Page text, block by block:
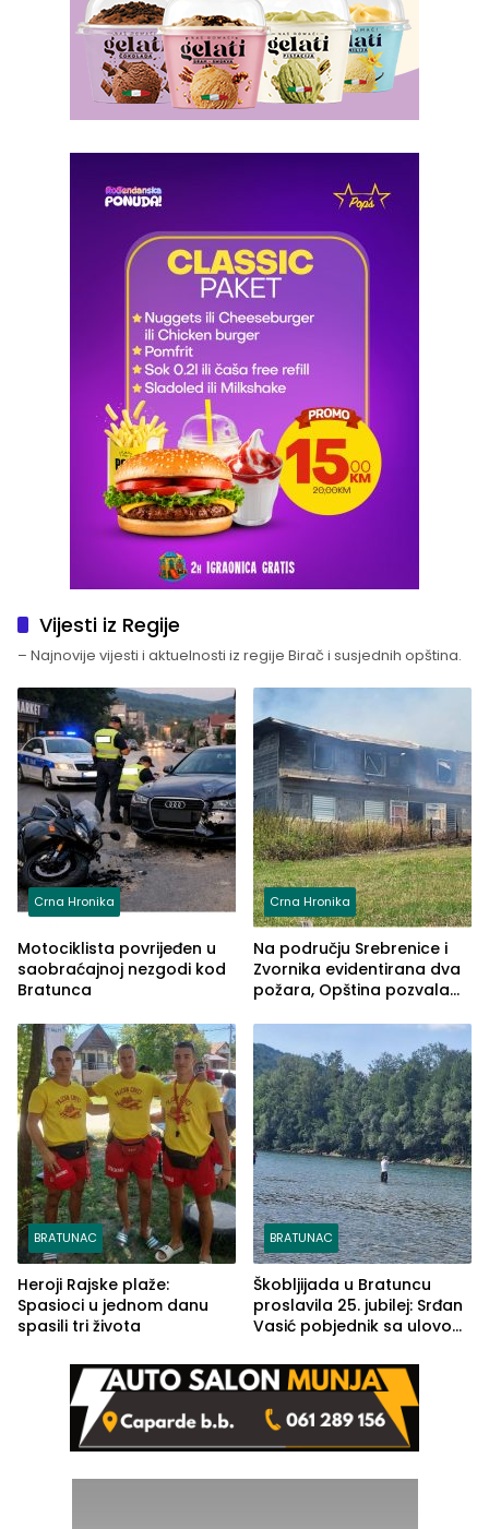
Vijesti iz Regije
– Najnovije vijesti i aktuelnosti iz regije Birač i susjednih opština.
Crna Hronika
Motociklista povrijeđen u
saobraćajnoj nezgodi kod
Bratunca
Crna Hronika
Na području Srebrenice i
Zvornika evidentirana dva
požara, Opština pozvala
BRATUNAC
Heroji Rajske plaže:
Spasioci u jednom danu
spasili tri života
BRATUNAC
Škobljijada u Bratuncu
proslavila 25. jubilej: Srđan
Vasić pobjednik sa ulovom